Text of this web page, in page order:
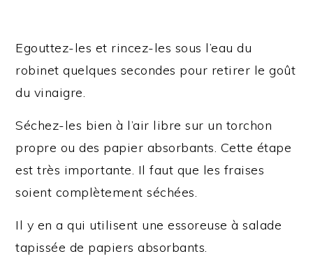
Egouttez-les et rincez-les sous l’eau du
robinet quelques secondes pour retirer le goût
du vinaigre.
Séchez-les bien à l’air libre sur un torchon
propre ou des papier absorbants. Cette étape
est très importante. Il faut que les fraises
soient complètement séchées.
Il y en a qui utilisent une essoreuse à salade
tapissée de papiers absorbants.